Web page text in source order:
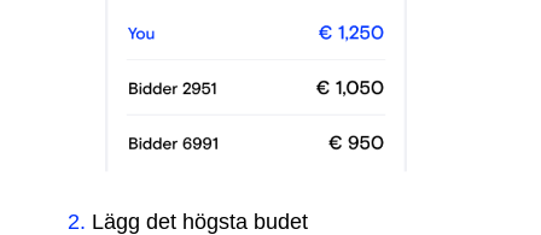
2. Lägg det högsta budet